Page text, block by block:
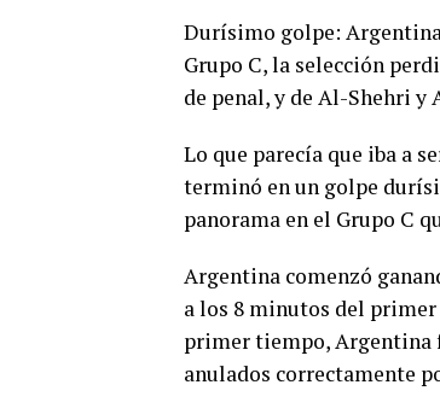
Durísimo golpe:
Grupo C, la selección
de penal, y de Al-Shehri y
Lo que parecía que iba a
terminó en un golpe
panorama en el Grupo C
Argentina comenzó
a los 8 minutos del
primer tiempo, Argentina
anulados correctamente